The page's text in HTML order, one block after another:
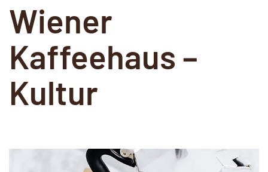
Wiener
Kaffeehaus –
Kultur